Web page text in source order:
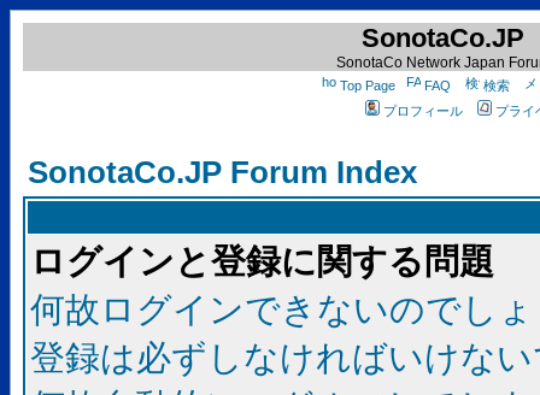
SonotaCo.JP
SonotaCo Network Japan
Top Page FAQ
検索
プロフィール
プライ
SonotaCo.JP Forum Index
ログインと登録に関する問題
何故ログインできないのでし
登録は必ずしなければいけな